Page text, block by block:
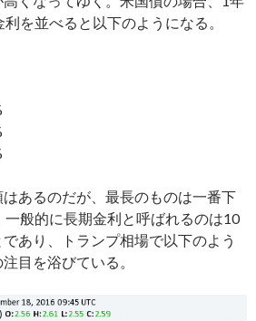
を並べると以下のようになる。
あるのだが、最長のものは一番下
般的に長期金利と呼ばれるのは10
あり、トランプ相場で以下のよう
目を浴びている。